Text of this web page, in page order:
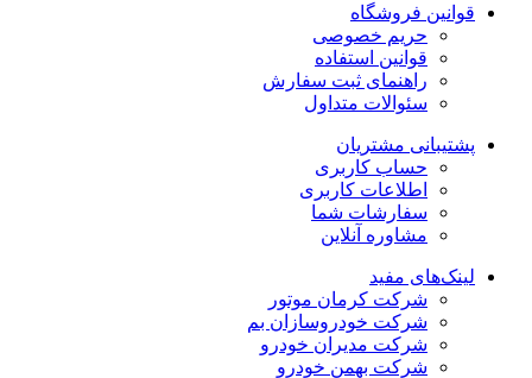
قوانین فروشگاه
حریم خصوصی
قوانین استفاده
راهنمای ثبت سفارش
سئوالات متداول
پشتیبانی مشتریان
حساب کاربری
اطلاعات کاربری
سفارشات شما
مشاوره آنلاین
لینک‌های مفید
شرکت کرمان موتور
شرکت خودروسازان بم
شرکت مدیران خودرو
شرکت بهمن خودرو